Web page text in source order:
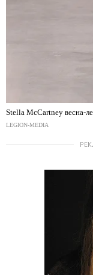
Stella McCartney весна-
LEGION-MEDIA